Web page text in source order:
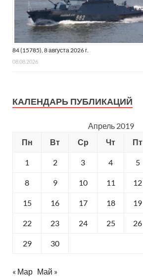
84 (15785), 8 августа 2026 г.
08.08.2026
КАЛЕНДАРЬ ПУБЛИКАЦИЙ
Апрель 2019
Пн
Вт Ср Чт Пт
1 2 3 4 5
8 9 10 11 12
15 16 17 18 19
22 23 24 25 26
29 30
« Мар Май »